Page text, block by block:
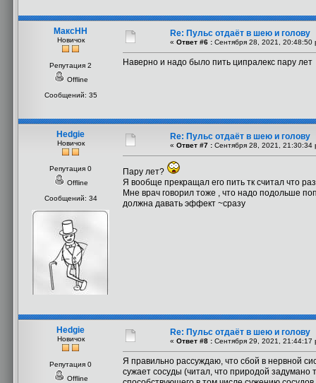
МаксНН
Новичок
Репутация 2
Offline
Сообщений: 35
Re: Пульс отдаёт в шею и голову
« Ответ #6 : Сентября 28, 2021, 20:48:50
Наверно и надо было пить ципралекс пару лет
Hedgie
Новичок
Репутация 0
Offline
Сообщений: 34
Re: Пульс отдаёт в шею и голову
« Ответ #7 : Сентября 28, 2021, 21:30:34
Пару лет?
Я вообще прекращал его пить тк считал что
Мне врач говорил тоже , что надо подольше
должна давать эффект ~сразу
Hedgie
Новичок
Репутация 0
Offline
Re: Пульс отдаёт в шею и голову
« Ответ #8 : Сентября 29, 2021, 21:44:17
Я правильно рассуждаю, что сбой в нервной
сужает сосуды (читал, что природой задумано